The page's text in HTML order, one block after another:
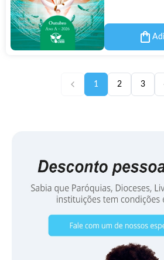
1 2 3